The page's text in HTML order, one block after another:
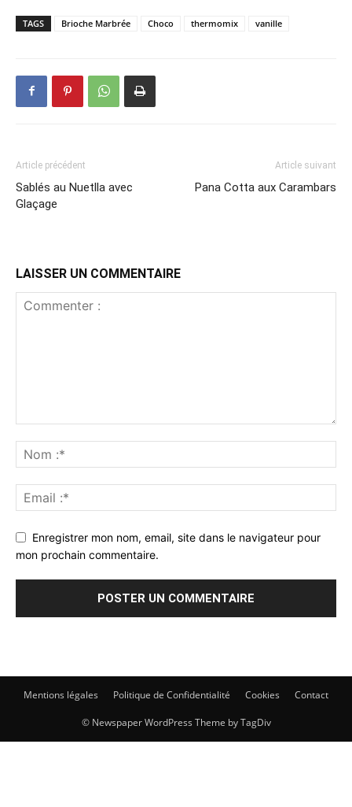
TAGS Brioche Marbrée Choco thermomix vanille
Article précédent
Sablés au Nuetlla avec
Glaçage
Article suivant
Pana Cotta aux Carambars
LAISSER UN COMMENTAIRE
Enregistrer mon nom, email, site dans le navigateur pour
mon prochain commentaire.
Mentions légales Politique de Confidentialité Cookies Contact
© Newspaper WordPress Theme by TagDiv